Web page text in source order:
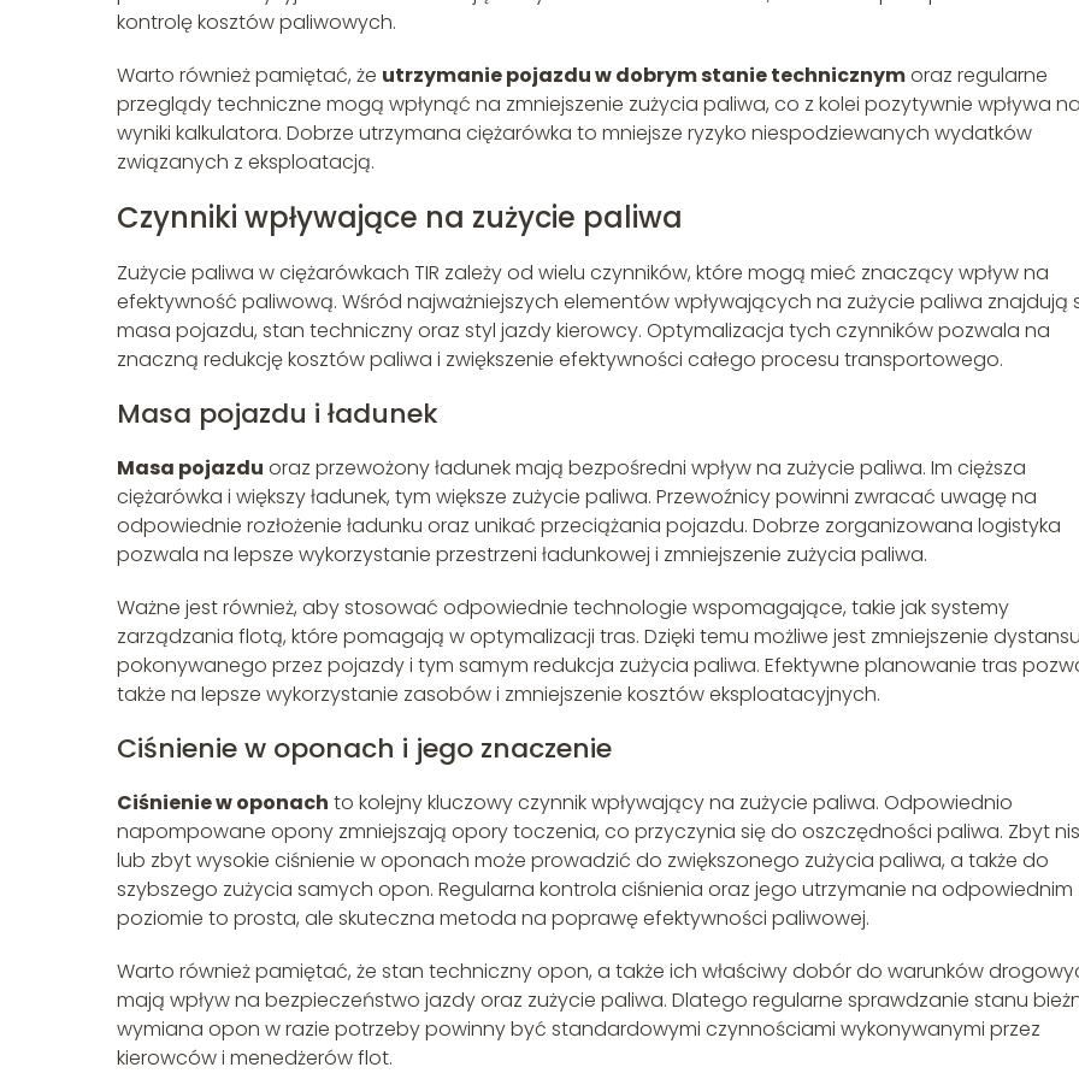
kontrolę kosztów paliwowych.
Warto również pamiętać, że utrzymanie pojazdu w dobrym stanie technicznymoraz regularne
przeglądy techniczne mogą wpłynąć na zmniejszenie zużycia paliwa, co z kolei pozytywnie wpływa
wyniki kalkulatora. Dobrze utrzymana ciężarówka to mniejsze ryzyko niespodziewanych wydatków
związanych z eksploatacją.
Czynniki wpływające na zużycie paliwa
Zużycie paliwa w ciężarówkach TIR zależy od wielu czynników, które mogą mieć znaczący wpływ na
efektywność paliwową. Wśród najważniejszych elementów wpływających na zużycie paliwa znajdują
masa pojazdu, stan techniczny oraz styl jazdy kierowcy. Optymalizacja tych czynników pozwala na
znaczną redukcję kosztów paliwa i zwiększenie efektywności całego procesu transportowego.
Masa pojazdu i ładunek
Masa pojazdu oraz przewożony ładunek mają bezpośredni wpływ na zużycie paliwa. Im cięższa
ciężarówka i większy ładunek, tym większe zużycie paliwa. Przewoźnicy powinni zwracać uwagę na
odpowiednie rozłożenie ładunku oraz unikać przeciążania pojazdu. Dobrze zorganizowana logistyka
pozwala na lepsze wykorzystanie przestrzeni ładunkowej i zmniejszenie zużycia paliwa.
Ważne jest również, aby stosować odpowiednie technologie wspomagające, takie jak systemy
zarządzania flotą, które pomagają w optymalizacji tras. Dzięki temu możliwe jest zmniejszenie
pokonywanego przez pojazdy i tym samym redukcja zużycia paliwa. Efektywne planowanie tras
także na lepsze wykorzystanie zasobów i zmniejszenie kosztów eksploatacyjnych.
Ciśnienie w oponach i jego znaczenie
Ciśnienie w oponach to kolejny kluczowy czynnik wpływający na zużycie paliwa. Odpowiednio
napompowane opony zmniejszają opory toczenia, co przyczynia się do oszczędności paliwa. Zbyt
lub zbyt wysokie ciśnienie w oponach może prowadzić do zwiększonego zużycia paliwa, a także do
szybszego zużycia samych opon. Regularna kontrola ciśnienia oraz jego utrzymanie na odpowiednim
poziomie to prosta, ale skuteczna metoda na poprawę efektywności paliwowej.
Warto również pamiętać, że stan techniczny opon, a także ich właściwy dobór do warunków
mają wpływ na bezpieczeństwo jazdy oraz zużycie paliwa. Dlatego regularne sprawdzanie stanu
wymiana opon w razie potrzeby powinny być standardowymi czynnościami wykonywanymi przez
kierowców i menedżerów flot.